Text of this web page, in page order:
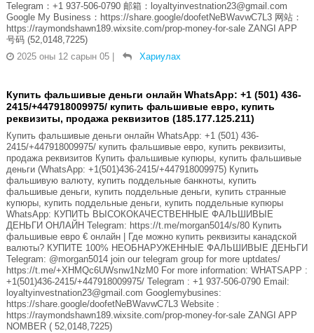
Telegram：+1 937-506-0790 邮箱：loyaltyinvestnation23@gmail.com
Google My Business：https://share.google/doofetNeBWavwC7L3 网站：
https://raymondshawn189.wixsite.com/prop-money-for-sale ZANGI APP
号码 (52,0148,7225)
2025 оны 12 сарын 05
Хариулах
Купить фальшивые деньги онлайн WhatsApp: +1 (501) 436-
2415/+447918009975/ купить фальшивые евро, купить
реквизиты, продажа реквизитов (185.177.125.211)
Купить фальшивые деньги онлайн WhatsApp: +1 (501) 436-
2415/+447918009975/ купить фальшивые евро, купить реквизиты,
продажа реквизитов Купить фальшивые купюры, купить фальшивые
деньги (WhatsApp: +1(501)436-2415/+447918009975) Купить
фальшивую валюту, купить поддельные банкноты, купить
фальшивые деньги, купить поддельные деньги, купить странные
купюры, купить поддельные деньги, купить поддельные купюры
WhatsApp: КУПИТЬ ВЫСОКОКАЧЕСТВЕННЫЕ ФАЛЬШИВЫЕ
ДЕНЬГИ ОНЛАЙН Telegram: https://t.me/morgan5014/s/80 Купить
фальшивые евро € онлайн | Где можно купить реквизиты канадской
валюты? КУПИТЕ 100% НЕОБНАРУЖЕННЫЕ ФАЛЬШИВЫЕ ДЕНЬГИ
Telegram: @morgan5014 join our telegram group for more uptdates/
https://t.me/+XHMQc6UWsnw1NzM0 For more information: WHATSAPP :
+1(501)436-2415/+447918009975/ Telegram : +1 937-506-0790 Email:
loyaltyinvestnation23@gmail.com Googlemybusines:
https://share.google/doofetNeBWavwC7L3 Website :
https://raymondshawn189.wixsite.com/prop-money-for-sale ZANGI APP
NOMBER ( 52,0148,7225)